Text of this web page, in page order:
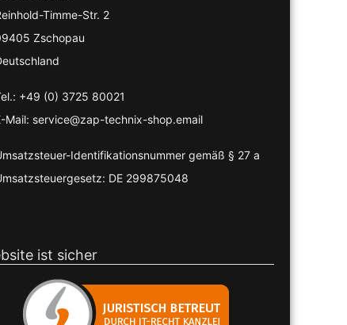
Timme-Str. 2
Zschopau
+49 (0) 3725 80021
Mail: service@zap-technix-shop.email
Identifikationsnummer gemäß § 27 a
DE 299875048
ist sicher